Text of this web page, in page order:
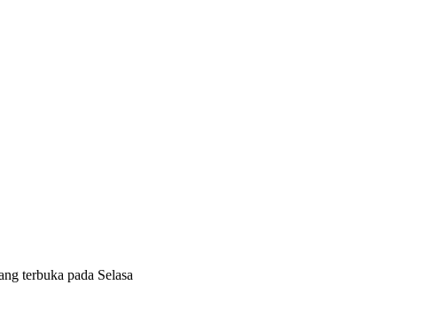
terbuka pada Selasa